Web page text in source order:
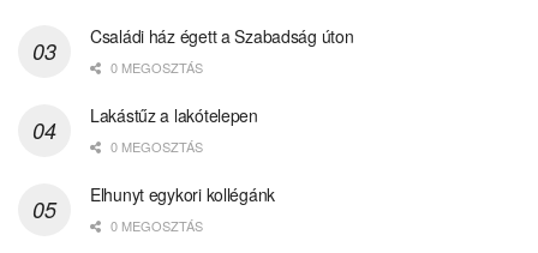
Családi ház égett a Szabadság úton
0 MEGOSZTÁS
Lakástűz a lakótelepen
0 MEGOSZTÁS
Elhunyt egykori kollégánk
0 MEGOSZTÁS